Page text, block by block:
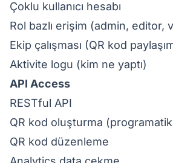
Çoklu kullanıcı hesabı
Rol bazlı erişim (admin, editor,
Ekip çalışması (QR kod
Aktivite logu (kim ne yaptı)
API Access
RESTful API
QR kod oluşturma
QR kod düzenleme